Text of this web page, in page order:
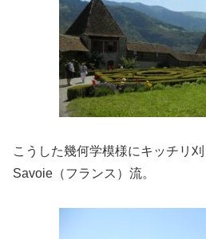
こうした幾何学模様にキッチリ
Savoie（フランス）流。